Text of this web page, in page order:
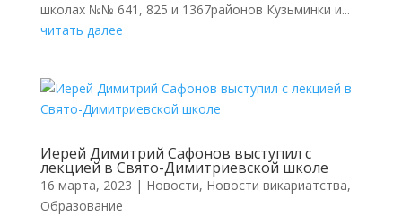
школах №№ 641, 825 и 1367районов Кузьминки и...
читать далее
Иерей Димитрий Сафонов выступил с
лекцией в Свято-Димитриевской школе
16 марта, 2023 | Новости, Новости викариатства,
Образование